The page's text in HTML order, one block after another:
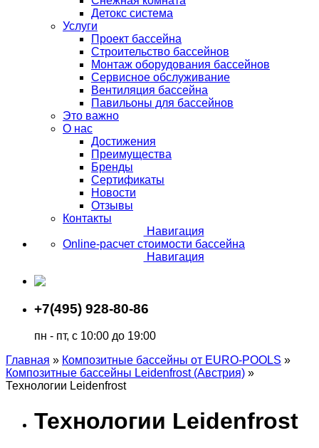
Детокс система
Услуги
Проект бассейна
Строительство бассейнов
Монтаж оборудования бассейнов
Сервисное обслуживание
Вентиляция бассейна
Павильоны для бассейнов
Это важно
О нас
Достижения
Преимущества
Бренды
Сертификаты
Новости
Отзывы
Контакты
Навигация
Online-расчет стоимости бассейна
Навигация
+7(495) 928-80-86
пн - пт, с 10:00 до 19:00
Главная » Композитные бассейны от EURO-POOLS »
Композитные бассейны Leidenfrost (Австрия) »
Технологии Leidenfrost
Технологии Leidenfrost